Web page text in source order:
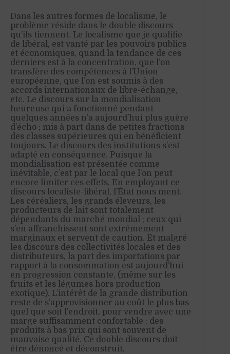
Dans les autres formes de localisme, le
problème réside dans le double discours
qu’ils tiennent. Le localisme que je qualifie
de libéral, est vanté par les pouvoirs publics
et économiques, quand la tendance de ces
derniers est à la concentration, que l’on
transfère des compétences à l’Union
européenne, que l’on est soumis à des
accords internationaux de libre-échange,
etc. Le discours sur la mondialisation
heureuse qui a fonctionné pendant
quelques années n’a aujourd’hui plus guère
d’écho ; mis à part dans de petites fractions
des classes supérieures qui en bénéficient
toujours. Le discours des institutions s’est
adapté en conséquence. Puisque la
mondialisation est présentée comme
inévitable, c’est par le local que l’on peut
encore limiter ces effets. En employant ce
discours localiste-libéral, l’État nous ment.
Les céréaliers, les grands éleveurs, les
producteurs de lait sont totalement
dépendants du marché mondial ; ceux qui
s’en affranchissent sont extrêmement
marginaux et servent de caution. Et malgré
les discours des collectivités locales et des
distributeurs, la part des importations par
rapport à la consommation est aujourd’hui
en progression constante, (même sur les
fruits et les légumes hors production
exotique). L’intérêt de la grande distribution
reste de s’approvisionner au coût le plus bas
quel que soit l’endroit, pour vendre avec une
marge suffisamment confortable ; des
produits à bas prix qui sont souvent de
mauvaise qualité. Ce double discours doit
être dénoncé et déconstruit.